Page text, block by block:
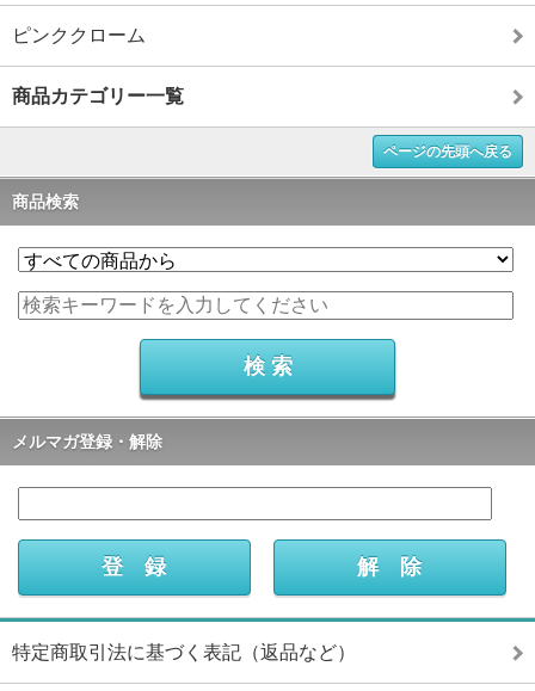
ピンククローム
商品カテゴリー一覧
ページの先頭へ戻る
商品検索
メルマガ登録・解除
特定商取引法に基づく表記（返品など）